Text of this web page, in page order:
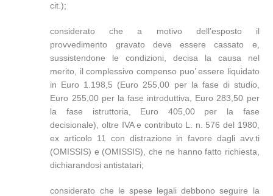
cit.);
considerato che a motivo dell’esposto il
provvedimento gravato deve essere cassato e,
sussistendone le condizioni, decisa la causa nel
merito, il complessivo compenso puo’ essere liquidato
in Euro 1.198,5 (Euro 255,00 per la fase di studio,
Euro 255,00 per la fase introduttiva, Euro 283,50 per
la fase istruttoria, Euro 405,00 per la fase
decisionale), oltre IVA e contributo L. n. 576 del 1980,
ex articolo 11 con distrazione in favore dagli avv.ti
(OMISSIS) e (OMISSIS), che ne hanno fatto richiesta,
dichiarandosi antistatari;
considerato che le spese legali debbono seguire la